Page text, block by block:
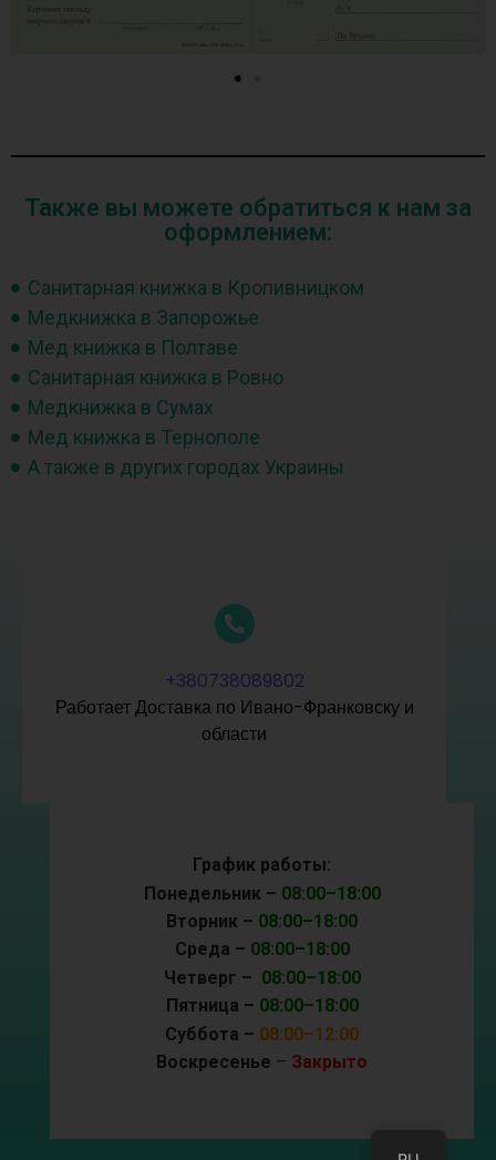
Также вы можете обратиться к нам за
оформлением:
Санитарная книжка в Кропивницком
Медкнижка в Запорожье
Мед книжка в Полтаве
Санитарная книжка в Ровно
Медкнижка в Сумах
Мед книжка в Тернополе
А также в других городах Украины
+380738089802
Работает Доставка по Ивано-Франковску и
области
График работы:
Понедельник – 08:00–18:00
Вторник – 08:00–18:00
Среда – 08:00–18:00
Четверг – 08:00–18:00
Пятница – 08:00–18:00
Суббота – 08:00–12:00
Воскресенье – Закрыто